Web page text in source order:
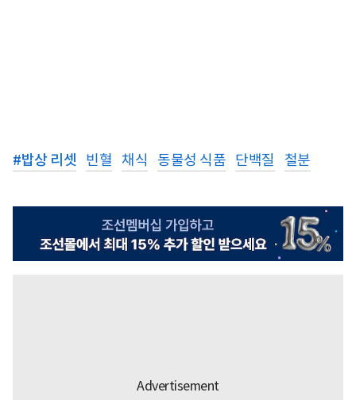
#밥상 리셋 빈혈 채식 동물성 식품 단백질 철분